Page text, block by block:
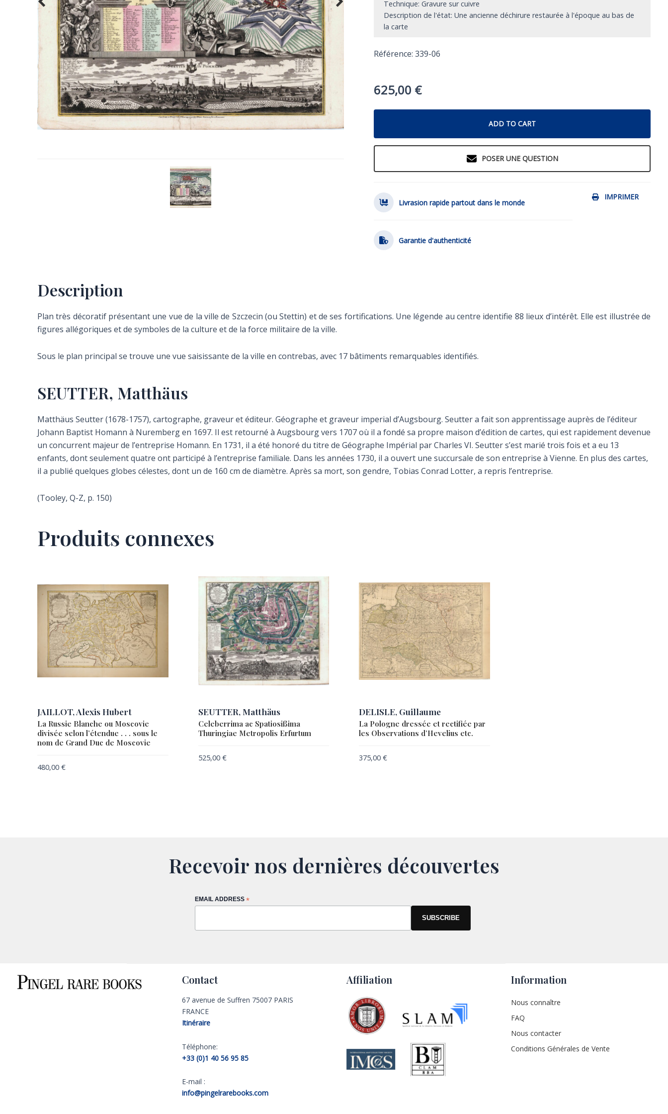
Technique: Gravure sur cuivre
Description de l'état: Une ancienne déchirure restaurée à l'époque au bas de
la carte
Référence: 339-06
625,00 €
ADD TO CART
POSER UNE QUESTION
IMPRIMER
Livrasion rapide partout dans le monde
Garantie d'authenticité
Description
Plan très décoratif présentant une vue de la ville de Szczecin (ou Stettin) et de ses fortifications. Une légende au centre identifie 88 lieux d’intérêt. Elle est illustrée de
figures allégoriques et de symboles de la culture et de la force militaire de la ville.
Sous le plan principal se trouve une vue saisissante de la ville en contrebas, avec 17 bâtiments remarquables identifiés.
SEUTTER, Matthäus
Matthäus Seutter (1678-1757), cartographe, graveur et éditeur. Géographe et graveur imperial d’Augsbourg. Seutter a fait son apprentissage auprès de l’éditeur
Johann Baptist Homann à Nuremberg en 1697. Il est retourné à Augsbourg vers 1707 où il a fondé sa propre maison d’édition de cartes, qui est rapidement devenue
un concurrent majeur de l’entreprise Homann. En 1731, il a été honoré du titre de Géographe Impérial par Charles VI. Seutter s’est marié trois fois et a eu 13
enfants, dont seulement quatre ont participé à l’entreprise familiale. Dans les années 1730, il a ouvert une succursale de son entreprise à Vienne. En plus des cartes,
il a publié quelques globes célestes, dont un de 160 cm de diamètre. Après sa mort, son gendre, Tobias Conrad Lotter, a repris l’entreprise.
(Tooley, Q-Z, p. 150)
Produits connexes
JAILLOT, Alexis Hubert
La Russie Blanche ou Moscovie
divisée selon l’étendue . . . sous le
nom de Grand Duc de Moscovie
480,00 €
SEUTTER, Matthäus
Celeberrima ac Spatiosißima
Thuringiae Metropolis Erfurtum
525,00 €
DELISLE, Guillaume
La Pologne dressée et rectifiée par
les Observations d’Hevelius etc.
375,00 €
Recevoir nos dernières découvertes
EMAIL ADDRESS *
Contact
67 avenue de Suffren 75007 PARIS
FRANCE
Itinéraire
Téléphone:
+33 (0)1 40 56 95 85
E-mail :
info@pingelrarebooks.com
Affiliation Information
Nous connaître
FAQ
Nous contacter
Conditions Générales de Vente